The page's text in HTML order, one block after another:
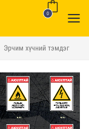
0
Эрчим хүчний тэмдэг